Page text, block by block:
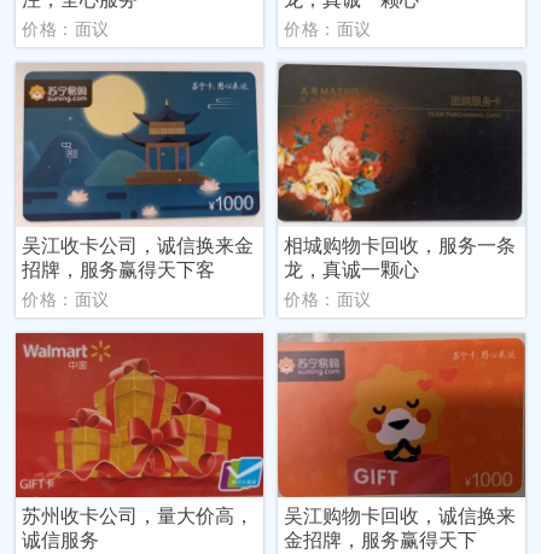
价格：面议 价格：面议
吴江收卡公司，诚信换来金
招牌，服务赢得天下客
价格：面议
相城购物卡回收，服务一条
龙，真诚一颗心
价格：面议
苏州收卡公司，量大价高，
诚信服务
吴江购物卡回收，诚信换来
金招牌，服务赢得天下